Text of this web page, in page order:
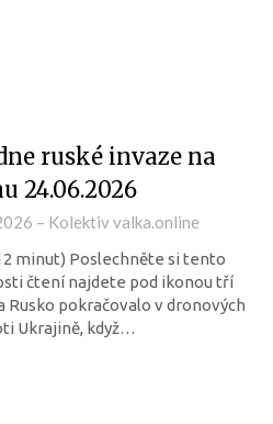
ruské invaze na
24.06.2026
– Kolektiv valka.online
minut) Poslechněte si tento
čtení najdete pod ikonou tří
Rusko pokračovalo v dronových
Ukrajině, když…